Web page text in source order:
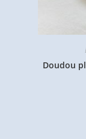
Doudou